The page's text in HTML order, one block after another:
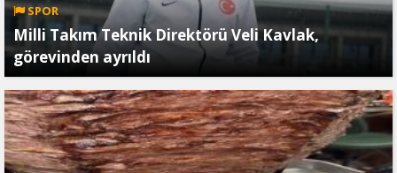
SPOR
Milli Takım Teknik Direktörü Veli Kavlak,
görevinden ayrıldı